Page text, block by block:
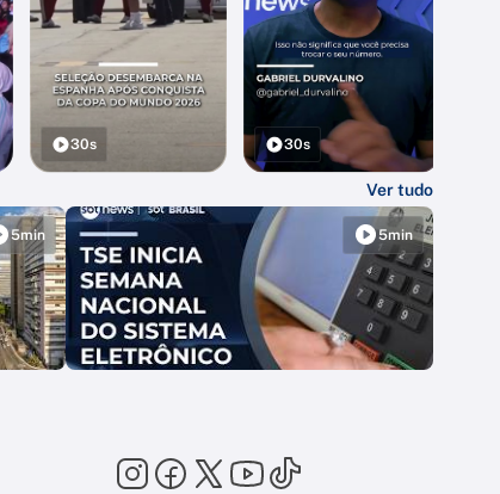
30s 30s
Ver tudo
5min 5min